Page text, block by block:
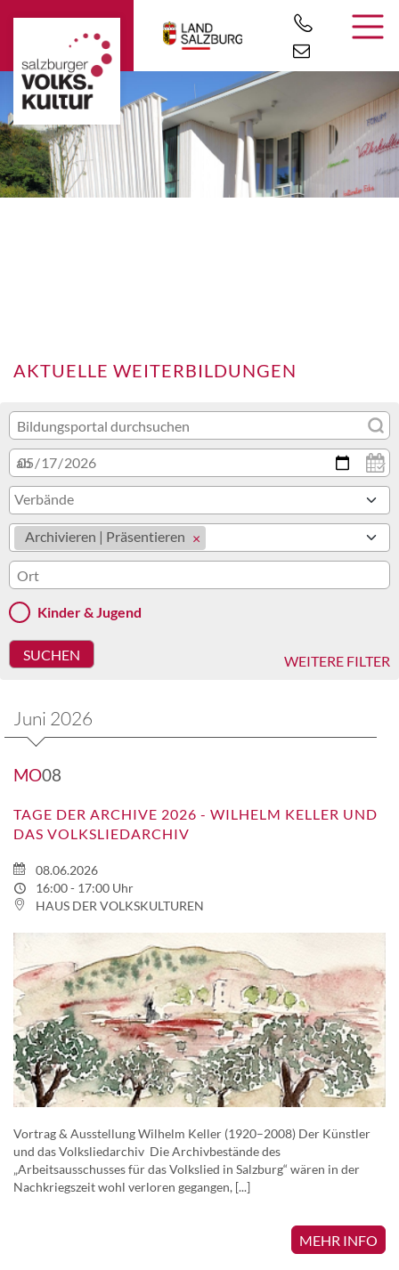
AKTUELLE WEITERBILDUNGEN
ab
WEITERE FILTER
Verbände
Archivieren | Präsentieren
Kinder & Jugend
Juni 2026
MO08
TAGE DER ARCHIVE 2026 - WILHELM KELLER UND
DAS VOLKSLIEDARCHIV
08.06.2026
16:00 - 17:00 Uhr
HAUS DER VOLKSKULTUREN
Vortrag & Ausstellung Wilhelm Keller (1920–2008) Der Künstler
und das Volksliedarchiv Die Archivbestände des
„Arbeitsausschusses für das Volkslied in Salzburg“ wären in der
Nachkriegszeit wohl verloren gegangen, [...]
MEHR INFO